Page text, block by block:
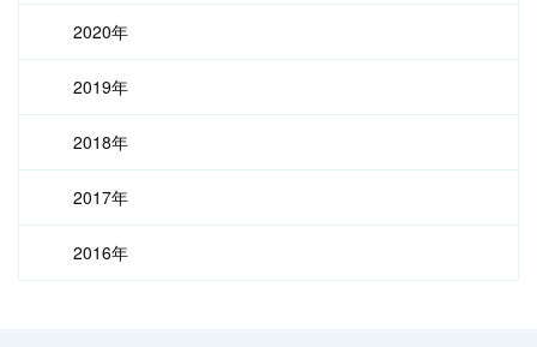
2020年
2019年
2018年
2017年
2016年